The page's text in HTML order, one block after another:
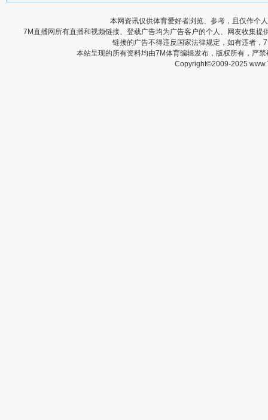
本网资讯仅供体育爱好者浏览、参考，且仅作个
7M直播网所有直播和视频链接、登载广告均为广告客户的个人、网友收集
链接的广告不得违反国家法律规定，如有违者
本站呈现的所有资料均由7M体育编辑发布，版权所有，严
Copyright©2009-2025